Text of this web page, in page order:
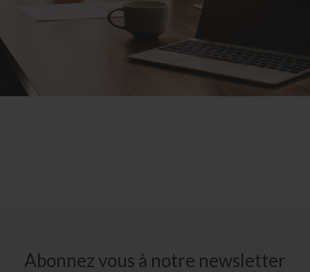
Abonnez vous à notre newsletter